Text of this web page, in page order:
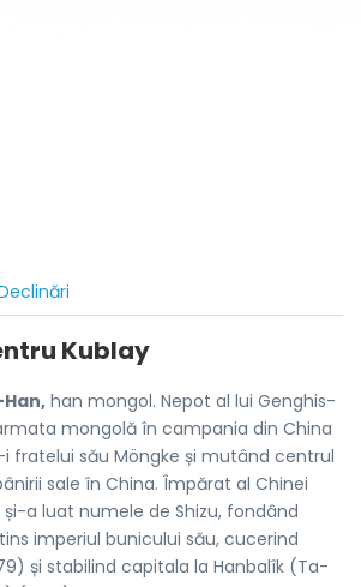
Kublay
Han, han mongol. Nepot al lui Genghis-
mongolă în campania din China
i fratelui său Möngke și mutând centrul
sale în China. Împărat al Chinei
și-a luat numele de Shizu, fondând
imperiul bunicului său, cucerind
și stabilind capitala la Hanbalîk (Ta-